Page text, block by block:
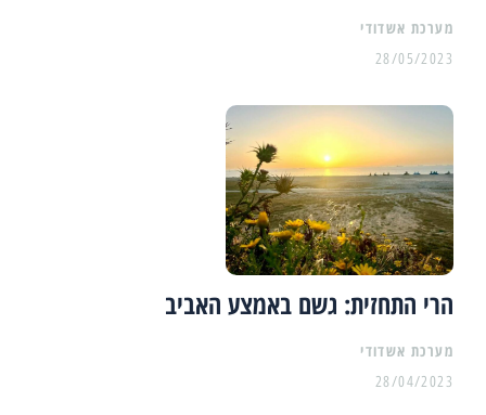
מערכת אשדודי
28/05/2023
הרי התחזית: גשם באמצע האביב
מערכת אשדודי
28/04/2023